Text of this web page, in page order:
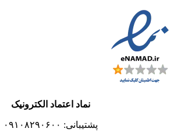
نماد اعتماد الکترونیک
پشتیبانی: ۰۹۱۰۸۲۹۰۶۰۰